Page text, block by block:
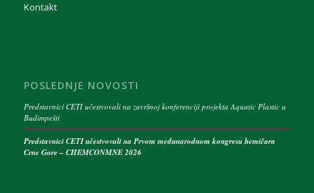
Kontakt
POSLEDNJE NOVOSTI
Predstavnici CETI učestvovali na završnoj konferenciji projekta Aquatic Plastic u
Budimpešti
Predstavnici CETI učestvovali na Prvom međunarodnom kongresu hemičara
Crne Gore – CHEMCONMNE 2026